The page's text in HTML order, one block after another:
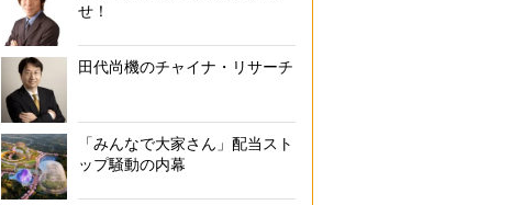
せ！
田代尚機のチャイナ・リサーチ
「みんなで大家さん」配当スト
ップ騒動の内幕